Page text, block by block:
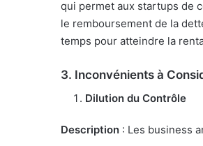
qui permet aux startups de
le remboursement de la
temps pour atteindre la
3. Inconvénients à
Dilution du Contrôle
Description : Les business